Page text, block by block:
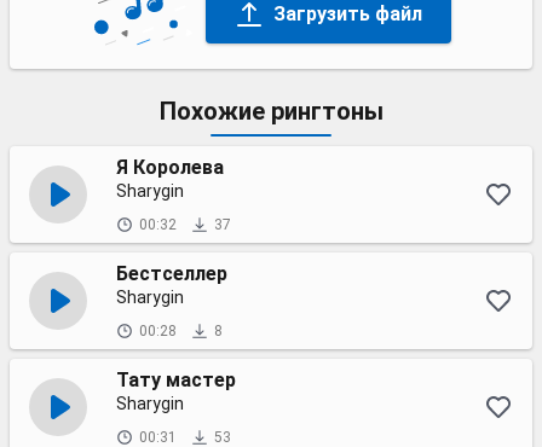
Загрузить файл
Похожие рингтоны
Я Королева
Sharygin
00:32 37
Бестселлер
Sharygin
00:28 8
Тату мастер
Sharygin
00:31 53